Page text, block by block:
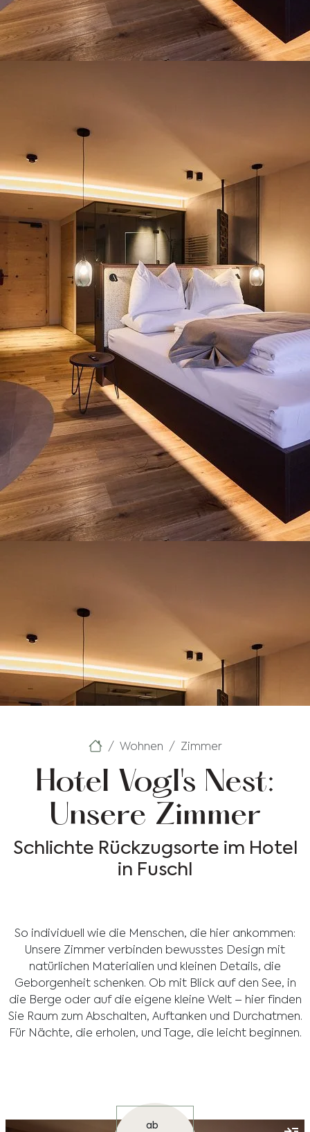
Wohnen Zimmer
Hotel Vogl's Nest:
Unsere Zimmer
Schlichte Rückzugsorte im Hotel
in Fuschl
So individuell wie die Menschen, die hier ankommen:
Unsere Zimmer verbinden bewusstes Design mit
natürlichen Materialien und kleinen Details, die
Geborgenheit schenken. Ob mit Blick auf den See, in
die Berge oder auf die eigene kleine Welt – hier finden
Sie Raum zum Abschalten, Auftanken und Durchatmen.
Für Nächte, die erholen, und Tage, die leicht beginnen.
ab